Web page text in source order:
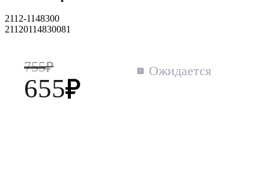
2112-1148300
21120114830081
755
655
Ожидается